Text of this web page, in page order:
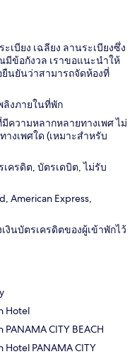
เบียง เฉลียง ลานระเบียงซึ่ง
มีข้อกังวล เราขอแนะนำให้
นยันว่าสามารถจัดห้องที่
ลิงภายในที่พัก
ความหลากหลายทางเพศ ไม่
งเพศใด (เหมาะสำหรับ
ครดิต, บัตรเดบิต, ไม่รับ
American Express,
นบัตรเครดิตของผู้เข้าพักไว้
Hotel
PANAMA CITY BEACH
Hotel PANAMA CITY